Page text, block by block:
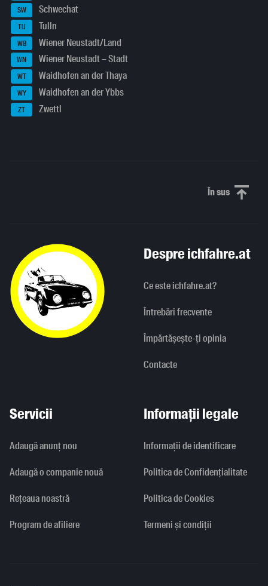
SW Schwechat
TU Tulln
WB Wiener Neustadt/Land
WN Wiener Neustadt – Stadt
WT Waidhofen an der Thaya
WY Waidhofen an der Ybbs
ZT Zwettl
În susDerulați
Despre ichfahre.at
Ce este ichfahre.at?
Întrebări frecvente
Împărtășește-ți opinia
Contacte
Servicii
Adaugă anunț nou
Adaugă o companie nouă
Rețeaua noastră
Program de afiliere
Informații legale
Informaţii de identificare
Politica de Confidențialitate
Politica de Cookies
Termeni și condiții